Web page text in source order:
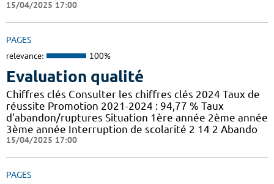
15/04/2025 17:00
PAGES
relevance: 100%
Evaluation qualité
Chiffres clés Consulter les chiffres clés 2024 Taux de
réussite Promotion 2021-2024 : 94,77 % Taux
d'abandon/ruptures Situation 1ère année 2ème année
3ème année Interruption de scolarité 2 14 2 Abando
15/04/2025 17:00
PAGES